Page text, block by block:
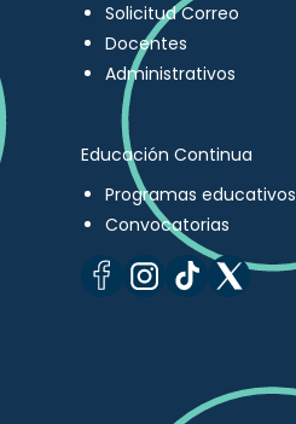
Solicitud Correo
Docentes
Administrativos
Educación Continua
Programas educativos
Convocatorias